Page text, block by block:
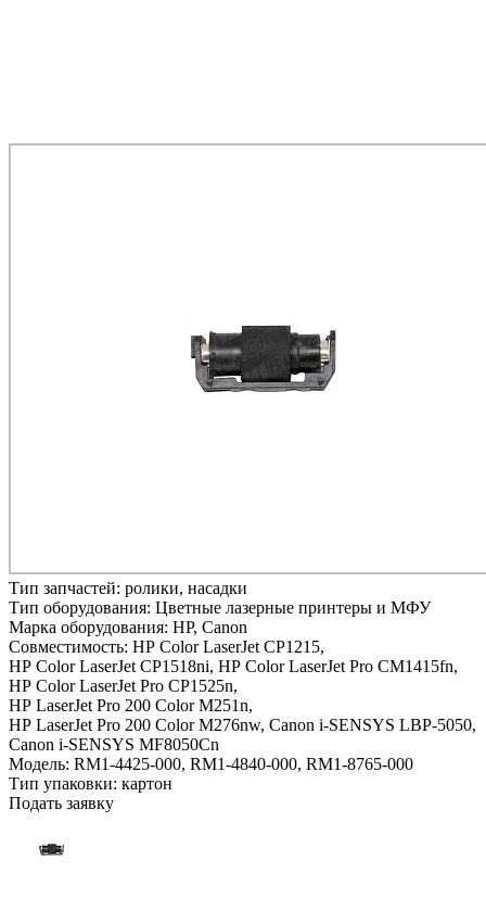
Тип запчастей: ролики, насадки
Тип оборудования: Цветные лазерные принтеры и МФУ
Марка оборудования: HP, Canon
Совместимость: HP Color LaserJet CP1215,
HP Color LaserJet CP1518ni, HP Color LaserJet Pro CM1415fn,
HP Color LaserJet Pro CP1525n,
HP LaserJet Pro 200 Color M251n,
HP LaserJet Pro 200 Color M276nw, Canon i-SENSYS LBP-5050,
Canon i-SENSYS MF8050Cn
Модель: RM1-4425-000, RM1-4840-000, RM1-8765-000
Тип упаковки: картон
Подать заявку